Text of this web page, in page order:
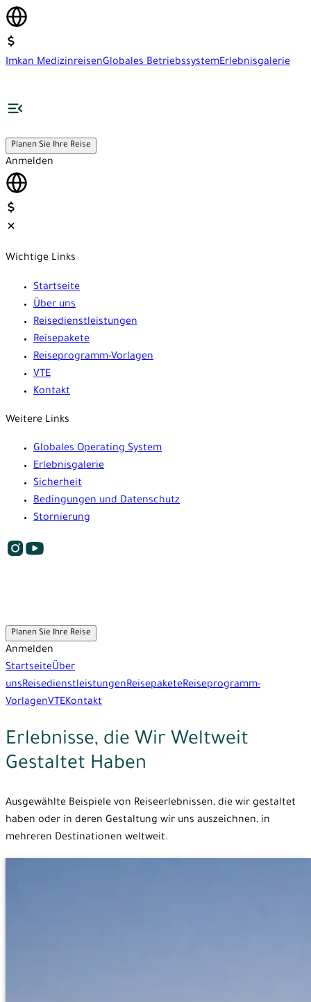
Imkan MedizinreisenGlobales BetriebssystemErlebnisgalerie
Planen Sie Ihre Reise
Anmelden
Wichtige Links
Startseite
Über uns
Reisedienstleistungen
Reisepakete
Reiseprogramm-Vorlagen
VTE
Kontakt
Weitere Links
Globales Operating System
Erlebnisgalerie
Sicherheit
Bedingungen und Datenschutz
Stornierung
Planen Sie Ihre Reise
Anmelden
StartseiteÜber
unsReisedienstleistungenReisepaketeReiseprogramm-
VorlagenVTEKontakt
Erlebnisse, die Wir Weltweit
Gestaltet Haben
Ausgewählte Beispiele von Reiseerlebnissen, die wir gestaltet
haben oder in deren Gestaltung wir uns auszeichnen, in
mehreren Destinationen weltweit.